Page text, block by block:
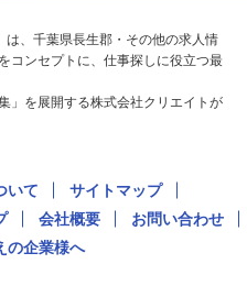
は、千葉県長生郡・その他の求人情
コンセプトに、仕事探しに役立つ最
」を展開する株式会社クリエイトが
いて
サイトマップ
会社概要
お問い合わせ
の企業様へ